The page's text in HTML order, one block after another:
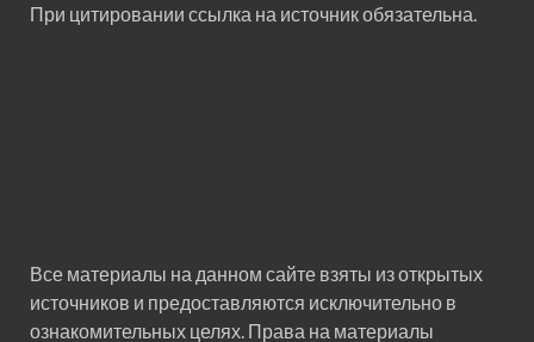
При цитировании ссылка на источник обязательна.
Все материалы на данном сайте взяты из открытых
источников и предоставляются исключительно в
ознакомительных целях. Права на материалы